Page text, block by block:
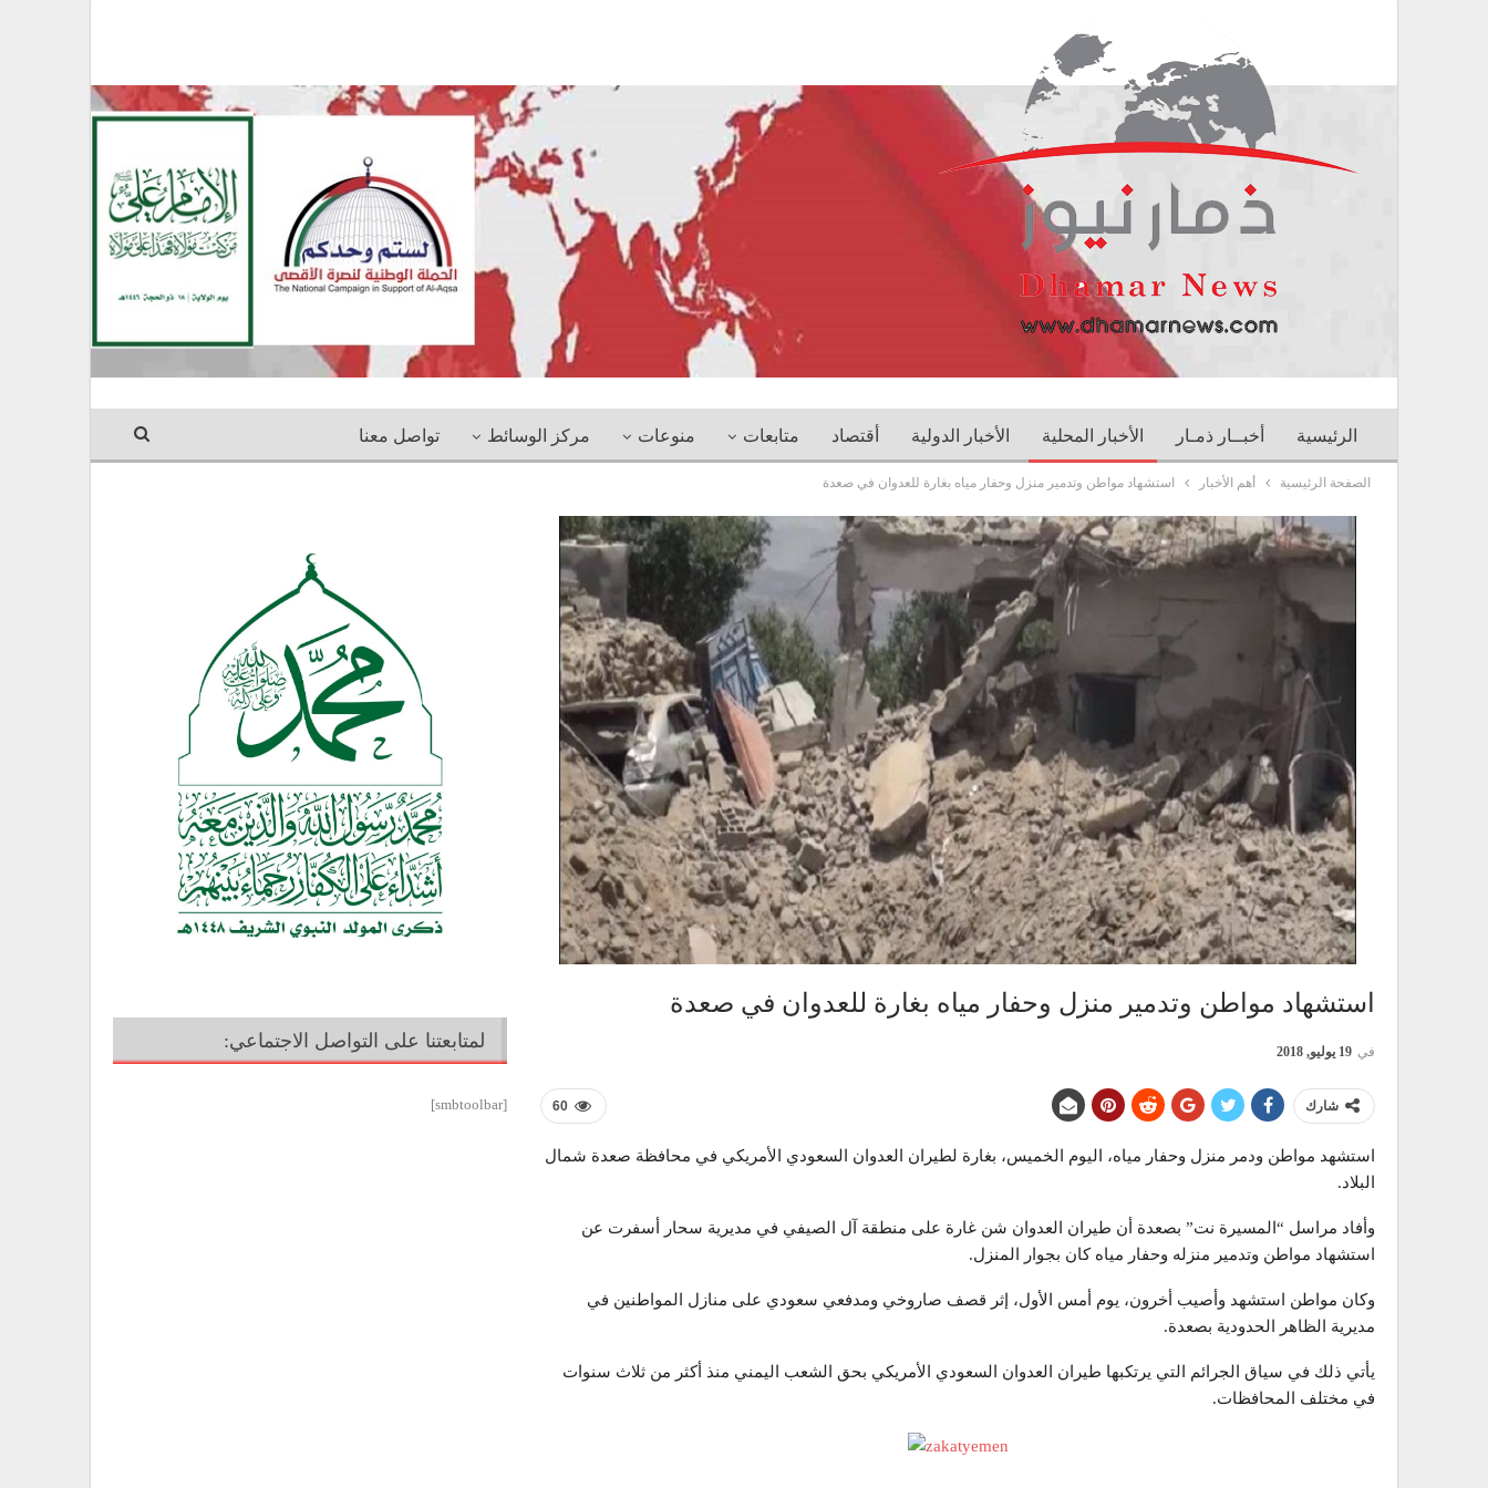
الرئيسية أخبــار ذمـار الأخبار المحلية الأخبار الدولية أقتصاد متابعات منوعات مركز الوسائط تواصل معنا
الصفحة الرئيسية أهم الأخبار استشهاد مواطن وتدمير منزل وحفار مياه بغارة للعدوان في صعدة
استشهاد مواطن وتدمير منزل وحفار مياه بغارة للعدوان في صعدة
في 19 يوليو, 2018
60 شارك
استشهد مواطن ودمر منزل وحفار مياه، اليوم الخميس، بغارة لطيران العدوان السعودي الأمريكي في محافظة صعدة شمال
البلاد.
وأفاد مراسل “المسيرة نت” بصعدة أن طيران العدوان شن غارة على منطقة آل الصيفي في مديرية سحار أسفرت عن
استشهاد مواطن وتدمير منزله وحفار مياه كان بجوار المنزل.
وكان مواطن استشهد وأصيب أخرون، يوم أمس الأول، إثر قصف صاروخي ومدفعي سعودي على منازل المواطنين في
مديرية الظاهر الحدودية بصعدة.
يأتي ذلك في سياق الجرائم التي يرتكبها طيران العدوان السعودي الأمريكي بحق الشعب اليمني منذ أكثر من ثلاث سنوات
في مختلف المحافظات.
لمتابعتنا على التواصل الاجتماعي:
[smbtoolbar]